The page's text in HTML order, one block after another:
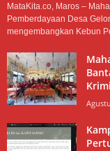
MataKita.co, Maros –
Pemberdayaan Desa
mengembangkan Kebun